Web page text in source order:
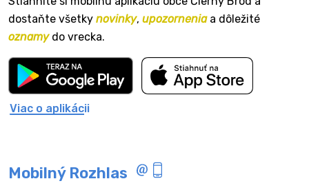
dostaňte všetky novinky, upozorneniaa dôležité
oznamydo vrecka.
Viac o aplikácii
Mobilný Rozhlas